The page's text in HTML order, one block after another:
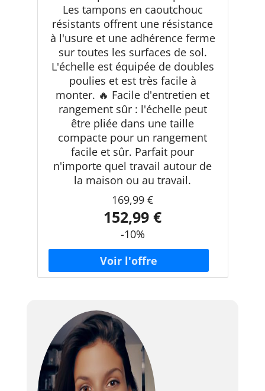
Les tampons en caoutchouc
résistants offrent une résistance
à l'usure et une adhérence ferme
sur toutes les surfaces de sol.
L'échelle est équipée de doubles
poulies et est très facile à
monter. 🔥 Facile d'entretien et
rangement sûr : l'échelle peut
être pliée dans une taille
compacte pour un rangement
facile et sûr. Parfait pour
n'importe quel travail autour de
la maison ou au travail.
169,99 €
152,99 €
-10%